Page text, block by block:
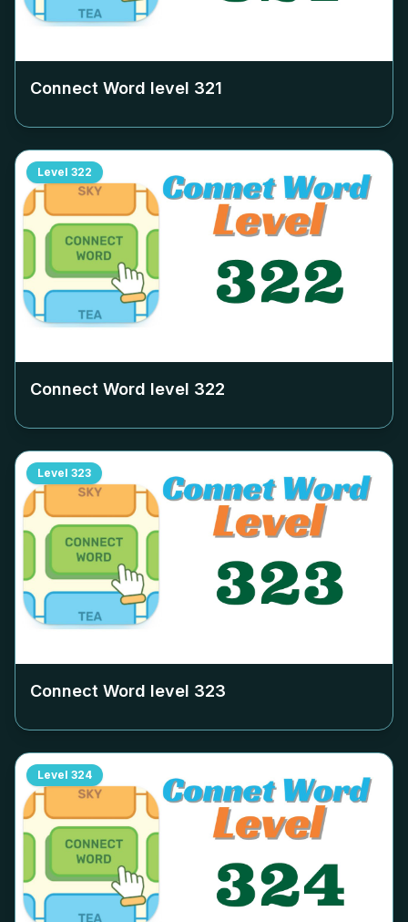
Connect Word level 321
Level 322
Connect Word level 322
Level 323
Connect Word level 323
Level 324